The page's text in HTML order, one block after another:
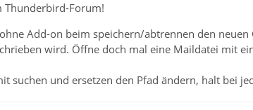
Forum!
Add-on beim speichern/abtrennen den
wird. Öffne doch mal eine Maildatei mit
suchen und ersetzen den Pfad ändern, halt bei